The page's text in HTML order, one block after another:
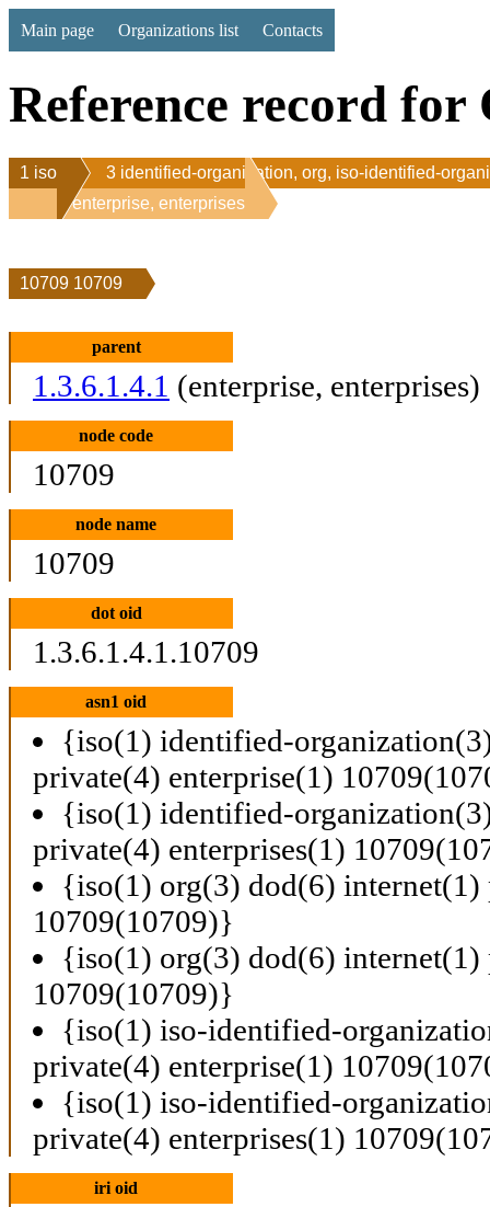
Main page Organizations list Contacts
Reference record for
1 iso
3 identified-organization, org, iso-identified-
1 enterprise, enterprises
10709 10709
parent
1.3.6.1.4.1 (enterprise, enterprises)
node code
10709
node name
10709
dot oid
1.3.6.1.4.1.10709
asn1 oid
{iso(1) identified-
private(4) enterprise(1)
{iso(1) identified-
private(4) enterprises(1)
{iso(1) org(3) dod(6) internet(1)
10709(10709)}
{iso(1) org(3) dod(6) internet(1)
10709(10709)}
{iso(1) iso-identified-
private(4) enterprise(1)
{iso(1) iso-identified-
private(4) enterprises(1)
iri oid